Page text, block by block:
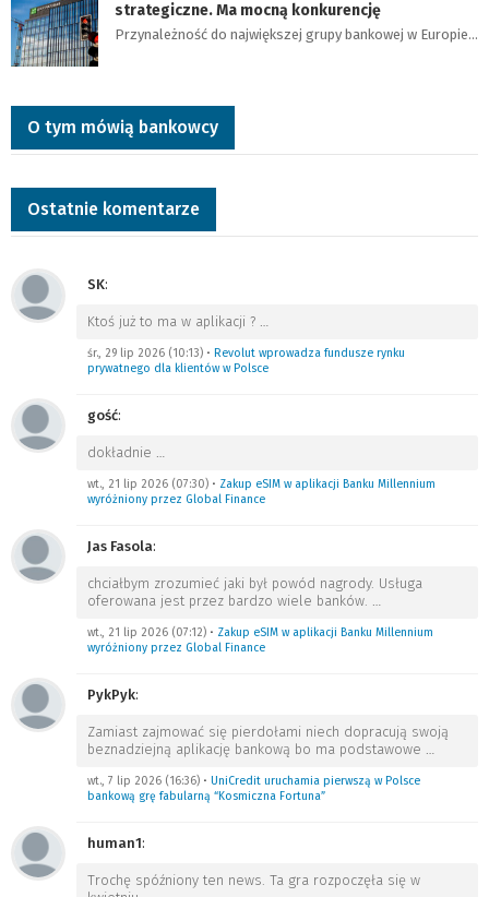
strategiczne. Ma mocną konkurencję
Przynależność do największej grupy bankowej w Europie…
O tym mówią bankowcy
Ostatnie komentarze
SK:
Ktoś już to ma w aplikacji ? …
śr., 29 lip 2026 (10:13) • Revolut wprowadza fundusze rynku
prywatnego dla klientów w Polsce
gość:
dokładnie …
wt., 21 lip 2026 (07:30) • Zakup eSIM w aplikacji Banku Millennium
wyróżniony przez Global Finance
Jas Fasola:
chciałbym zrozumieć jaki był powód nagrody. Usługa
oferowana jest przez bardzo wiele banków. …
wt., 21 lip 2026 (07:12) • Zakup eSIM w aplikacji Banku Millennium
wyróżniony przez Global Finance
PykPyk:
Zamiast zajmować się pierdołami niech dopracują swoją
beznadziejną aplikację bankową bo ma podstawowe …
wt., 7 lip 2026 (16:36) • UniCredit uruchamia pierwszą w Polsce
bankową grę fabularną “Kosmiczna Fortuna”
human1:
Trochę spóźniony ten news. Ta gra rozpoczęła się w